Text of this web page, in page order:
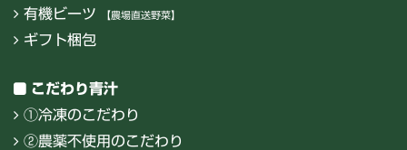
有機ビーツ 【農場直送野菜】
ギフト梱包
こだわり青汁
①冷凍のこだわり
②農薬不使用のこだわり